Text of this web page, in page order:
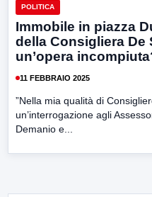
POLITICA
Immobile in piazza
della Consigliera De
un’opera
11 FEBBRAIO 2025
”Nella mia qualità di
un’interrogazione agli
Demanio e...